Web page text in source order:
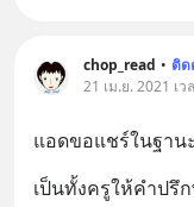
chop_read • ติด
21 เม.ย. 2021 เ
แอดขอแชร์ในฐาน
เป็นทั้งครูให้คำปรึ